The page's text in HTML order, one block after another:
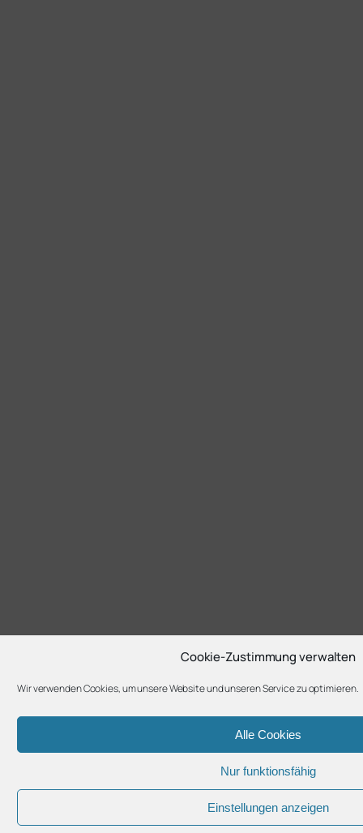
Cookie-Zustimmung verwalten
Wir verwenden Cookies, um unsere Website und unseren Service zu optimieren.
Alle Cookies
Nur funktionsfähig
Einstellungen anzeigen